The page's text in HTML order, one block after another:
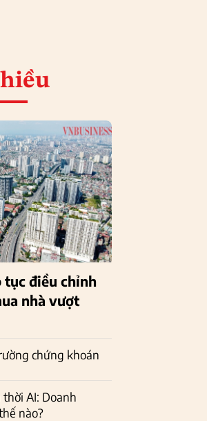
tục điều chỉnh
nhà vượt
chứng khoán
AI: Doanh
nào?